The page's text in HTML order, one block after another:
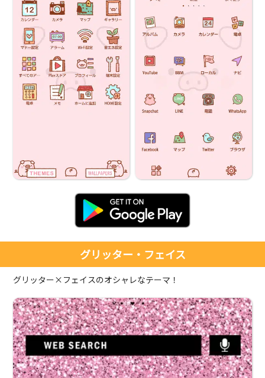
グリッター・フェイス
グリッター×フェイスのオシャレなテーマ！